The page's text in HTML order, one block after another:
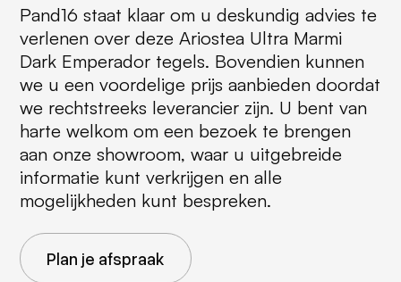
Pand16 staat klaar om u deskundig advies te
verlenen over deze Ariostea Ultra Marmi
Dark Emperador tegels. Bovendien kunnen
we u een voordelige prijs aanbieden doordat
we rechtstreeks leverancier zijn. U bent van
harte welkom om een bezoek te brengen
aan onze showroom, waar u uitgebreide
informatie kunt verkrijgen en alle
mogelijkheden kunt bespreken.
Plan je afspraak